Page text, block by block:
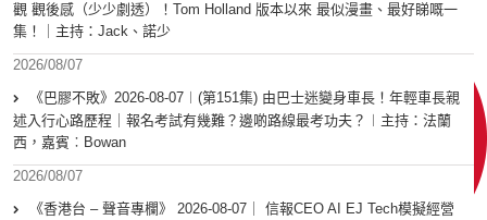
觀 觀後感（少少劇透）！Tom Holland 版本以來 最似漫畫、最好睇嘅一
集！｜主持：Jack、諾少
2026/08/07
《巴膠不敗》2026-08-07︱(第151集) 由巴士迷變身車長！年輕車長親
述入行心路歷程｜報名考試有幾難？邊啲路線最考功夫？︱主持：法蘭
西，嘉賓︰Bowan
2026/08/07
《香港台 – 聲音專欄》 2026-08-07｜ 信報CEO AI EJ Tech模擬經營